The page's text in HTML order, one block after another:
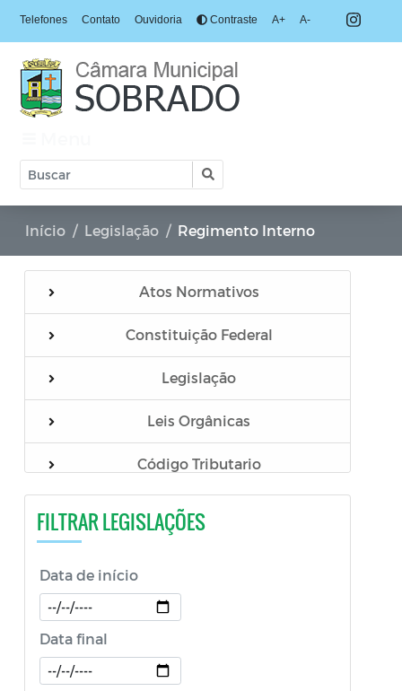
Telefones Contato Ouvidoria Contraste A+ A-
Início Legislação Regimento Interno
Atos Normativos
Regimento Interno
Resolução Normativa
Decreto Legislativo
Constituição Federal
Legislação
Leis Orgânicas
Código Tributario
FILTRAR LEGISLAÇÕES
Data de início
Data final